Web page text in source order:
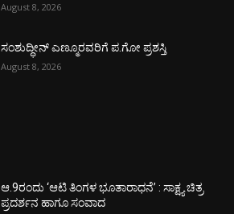
August 8, 2026
ಸಂಶುದ್ಧೀನ್ ಎಣ್ಮೂರವರಿಗೆ ಪ.ಗೋ ಪ್ರಶಸ್ತಿ
August 8, 2026
ಆ.9ರಂದು ‘ಆಟಿ ತಿಂಗಳ ಭೂತಾರಾಧನೆ’ : ಸಾಕ್ಷ್ಯ ಚಿತ್ರ
ಪ್ರದರ್ಶನ ಹಾಗೂ ಸಂವಾದ